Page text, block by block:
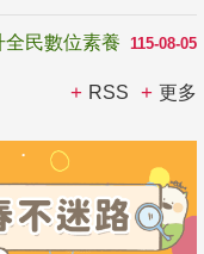
115-08-05
全民數位素養
RSS 更多